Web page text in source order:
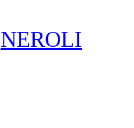
NEROLI